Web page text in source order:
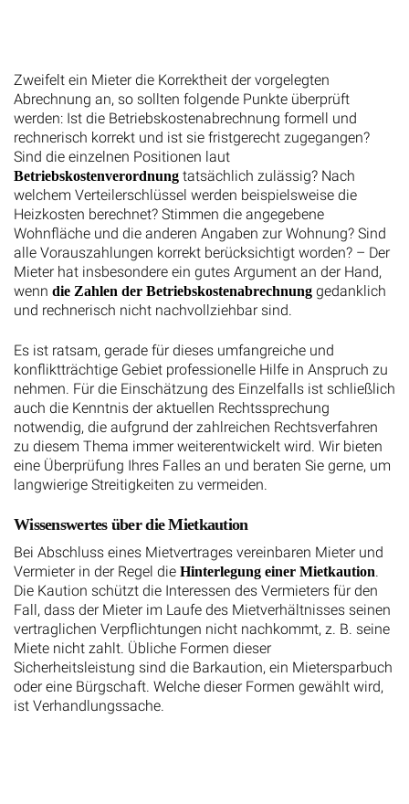
Zweifelt ein Mieter die Korrektheit der vorgelegten
Abrechnung an, so sollten folgende Punkte überprüft
werden: Ist die Betriebskostenabrechnung formell und
rechnerisch korrekt und ist sie fristgerecht zugegangen?
Sind die einzelnen Positionen laut
Betriebskostenverordnungtatsächlich zulässig? Nach
welchem Verteilerschlüssel werden beispielsweise die
Heizkosten berechnet? Stimmen die angegebene
Wohnfläche und die anderen Angaben zur Wohnung? Sind
alle Vorauszahlungen korrekt berücksichtigt worden? – Der
Mieter hat insbesondere ein gutes Argument an der Hand,
wenn die Zahlen der Betriebskostenabrechnunggedanklich
und rechnerisch nicht nachvollziehbar sind.
Es ist ratsam, gerade für dieses umfangreiche und
konfliktträchtige Gebiet professionelle Hilfe in Anspruch zu
nehmen. Für die Einschätzung des Einzelfalls ist schließlich
auch die Kenntnis der aktuellen Rechtssprechung
notwendig, die aufgrund der zahlreichen Rechtsverfahren
zu diesem Thema immer weiterentwickelt wird. Wir bieten
eine Überprüfung Ihres Falles an und beraten Sie gerne, um
langwierige Streitigkeiten zu vermeiden.
Wissenswertes über die Mietkaution
Bei Abschluss eines Mietvertrages vereinbaren Mieter und
Vermieter in der Regel die Hinterlegung einer Mietkaution.
Die Kaution schützt die Interessen des Vermieters für den
Fall, dass der Mieter im Laufe des Mietverhältnisses seinen
vertraglichen Verpflichtungen nicht nachkommt, z. B. seine
Miete nicht zahlt. Übliche Formen dieser
Sicherheitsleistung sind die Barkaution, ein Mietersparbuch
oder eine Bürgschaft. Welche dieser Formen gewählt wird,
ist Verhandlungssache.